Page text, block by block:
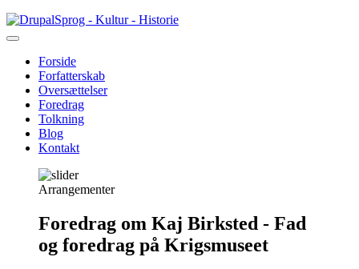
Gå
til
Sprog - Kultur - Historie
Primær
navigation
Forside
Forfatterskab
Oversættelser
Foredrag
Tolkning
Blog
Kontakt
Arrangementer
Foredrag om Kaj Birksted - Fad
og foredrag på Krigsmuseet